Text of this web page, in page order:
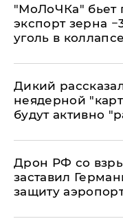
​"МоЛоЧКа" бьет
экспорт зерна
уголь в коллапсе
Дикий
неядерной
будут активно
​Дрон РФ со
заставил
защиту